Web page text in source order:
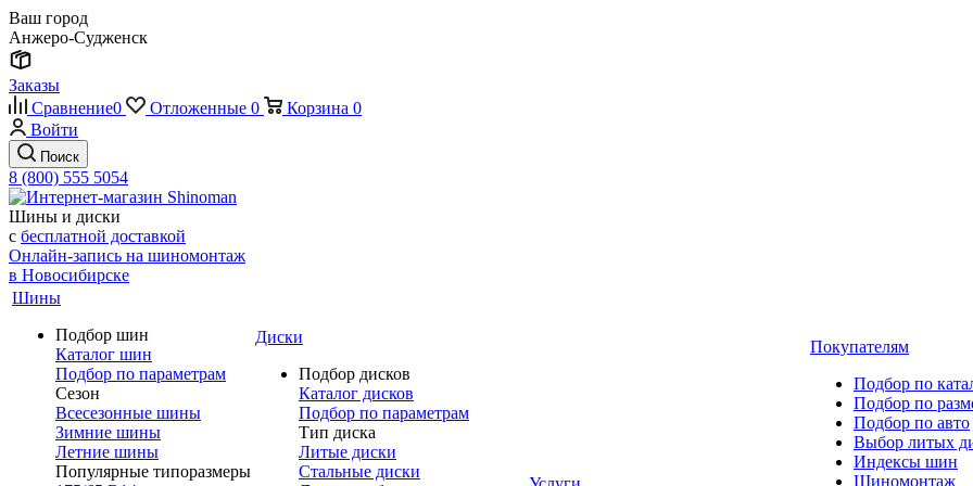
Ваш город
Анжеро-Судженск
Заказы
Сравнение0 Отложенные 0 Корзина 0
Войти
Поиск
8 (800) 555 5054
Шины и диски
с бесплатной доставкой
Онлайн-запись на шиномонтаж
в Новосибирске
Шины
Подбор шин
Каталог шин
Подбор по параметрам
Сезон
Всесезонные шины
Зимние шины
Летние шины
Популярные типоразмеры
Диски
Подбор дисков
Каталог дисков
Подбор по параметрам
Тип диска
Литые диски
Стальные диски
Покупателям
Подбор по
Подбор по
Подбор по авто
Выбор литых
Индексы шин
Шиномонтаж